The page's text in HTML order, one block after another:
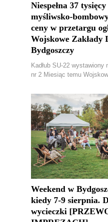
Niespełna 37
myśliwsko-
ceny w przetargu
Wojskowe Zakłady
Bydgoszczy
Kadłub SU-22
nr 2 Miesiąc temu
Weekend w
kiedy 7-9 sierpnia.
wycieczki